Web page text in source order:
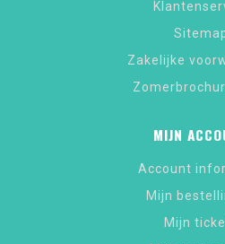
Zakelijke
MIJN
Account
Mijn
Mijn